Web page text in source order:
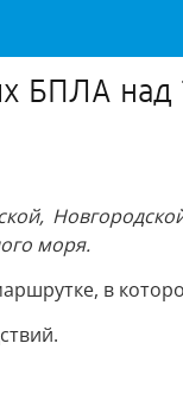
БПЛА над
моря.
в